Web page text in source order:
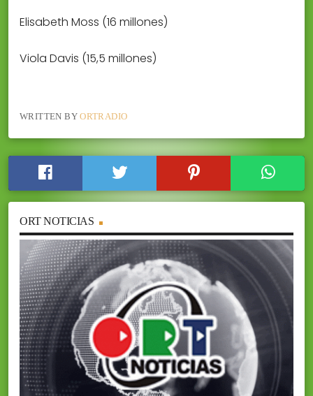
Elisabeth Moss (16 millones)
Viola Davis (15,5 millones)
WRITTEN BYORTRADIO
ORT NOTICIAS